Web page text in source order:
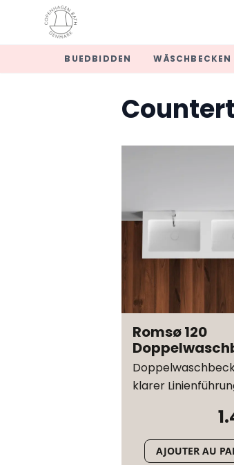
BUEDBIDDEN WÄSCHBECKEN
Romsø 120
klarer
AJOUTER AU